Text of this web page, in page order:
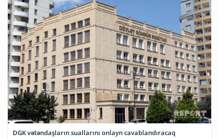
DGK vətəndaşların suallarını onlayn cavablandıracaq